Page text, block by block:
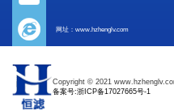
网址：www.hzhenglv.com
Copyright © 2021
备案号:浙ICP备17027665号-1